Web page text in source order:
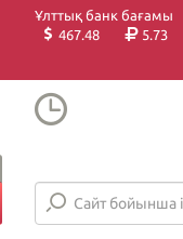
Ұлттық банк бағамы
467.48
5.73